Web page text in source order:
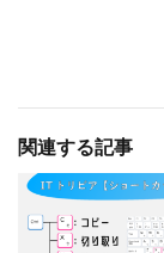
関連する記事